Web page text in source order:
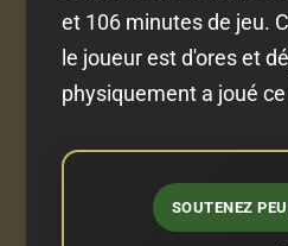
et 106 minutes de jeu.
le joueur est d'ores et
physiquement a joué
SOUTENEZ